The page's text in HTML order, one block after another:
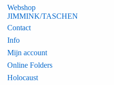
Webshop
JIMMINK/TASCHEN
Contact
Info
Mijn account
Online Folders
Holocaust